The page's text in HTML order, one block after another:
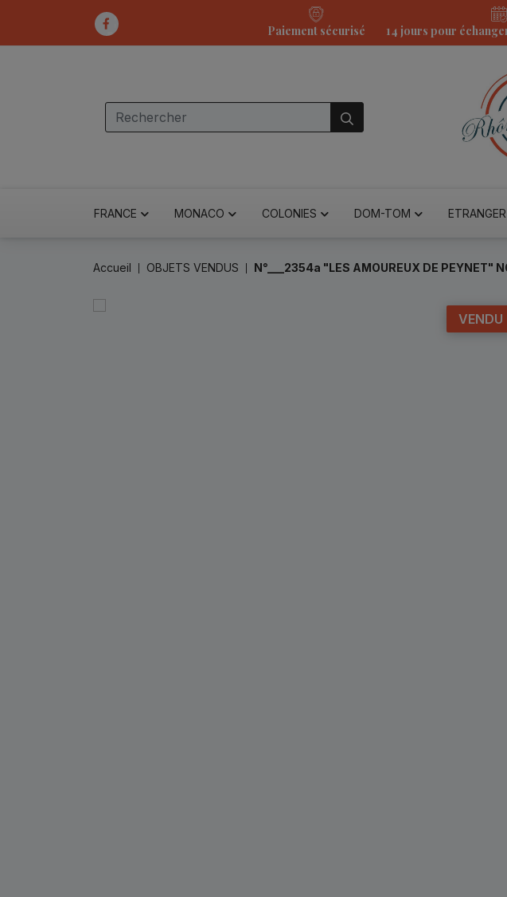
Paiement sécurisé 14 jours pour
FRANCE MONACO COLONIES DOM-TOM ETRANGER
Accueil OBJETS VENDUS N°___2354a "LES AMOUREUX DE PEYNET"
VENDU